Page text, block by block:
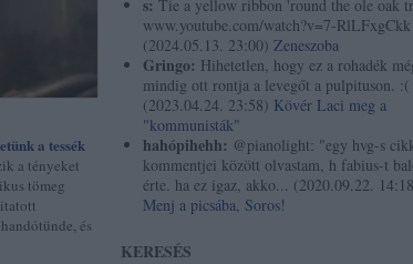
s: Tie a yellow ribbon 'round the ole oak
www.youtube.com/watch?v=7-RlLFxgCkk
(2024.05.13. 23:00) Zeneszoba
Gringo: Hihetetlen, hogy ez a rohadék
mindig ott rontja a levegőt a pulpituson. :(
(2023.04.24. 23:58) Kövér Laci meg a
"kommunisták"
hahópihehh: @pianolight: "egy hvg-s
kommentjei között olvastam, h fabius-t
érte. ha ez igaz, akko... (2020.09.22. 14:18
Menj a picsába, Soros!
KERESÉS
a tessék
a tényeket
tömeg
és